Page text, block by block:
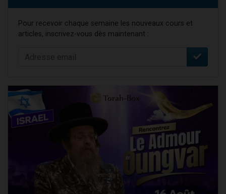
Pour recevoir chaque semaine les nouveaux cours et
articles, inscrivez-vous dès maintenant :